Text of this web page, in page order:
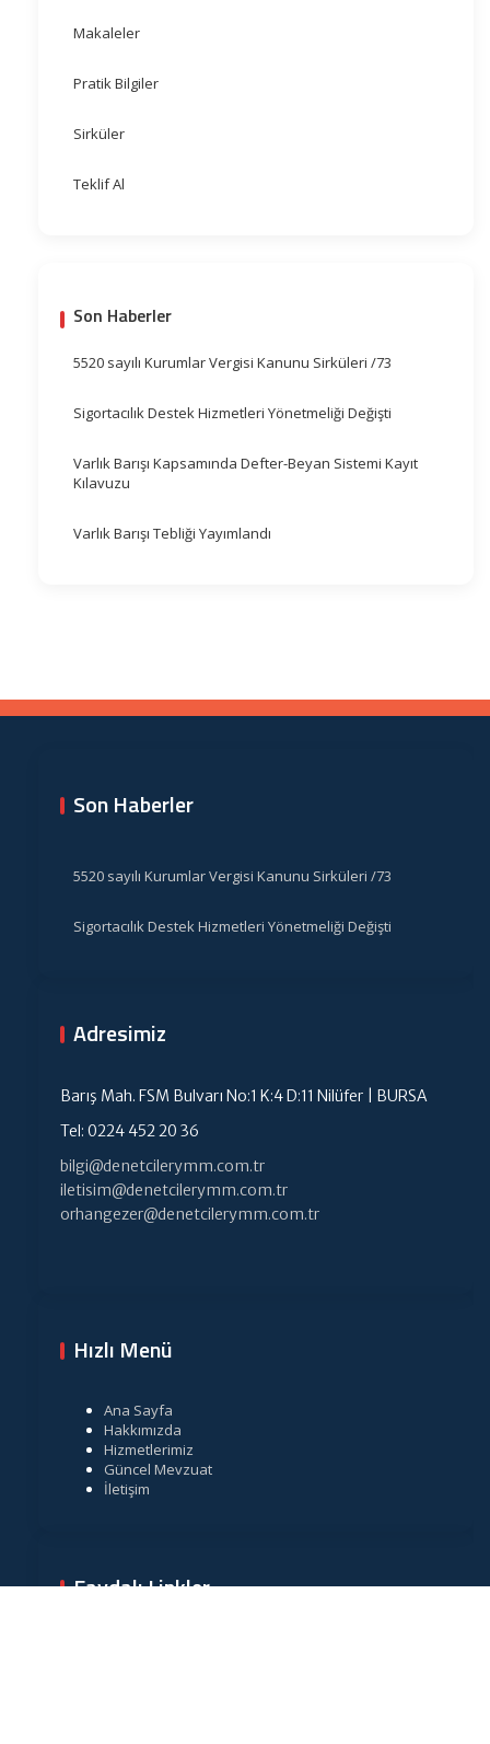
Makaleler
Pratik Bilgiler
Sirküler
Teklif Al
Son Haberler
5520 sayılı Kurumlar Vergisi Kanunu Sirküleri /73
Sigortacılık Destek Hizmetleri Yönetmeliği Değişti
Varlık Barışı Kapsamında Defter-Beyan Sistemi Kayıt
Kılavuzu
Varlık Barışı Tebliği Yayımlandı
Son Haberler
5520 sayılı Kurumlar Vergisi Kanunu Sirküleri /73
Sigortacılık Destek Hizmetleri Yönetmeliği Değişti
Adresimiz
Barış Mah. FSM Bulvarı No:1 K:4 D:11 Nilüfer | BURSA
Tel: 0224 452 20 36
bilgi@denetcilerymm.com.tr
iletisim@denetcilerymm.com.tr
orhangezer@denetcilerymm.com.tr
Hızlı Menü
Ana Sayfa
Hakkımızda
Hizmetlerimiz
Güncel Mevzuat
İletişim
Faydalı Linkler